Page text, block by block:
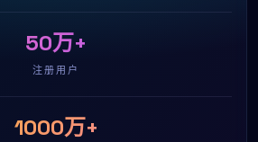
50万+
注册用户
1000万+